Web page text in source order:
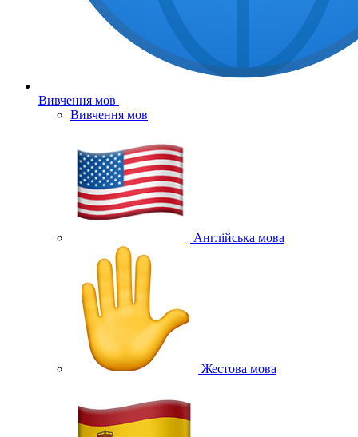
Вивчення мов
Вивчення мов
Англійська мова
Жестова мова